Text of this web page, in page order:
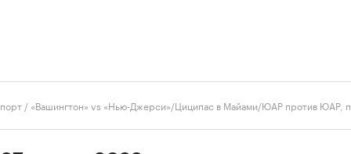
/ «Вашингтон» vs «Нью-Джерси»/Циципас в Майами/ЮАР против ЮАР,